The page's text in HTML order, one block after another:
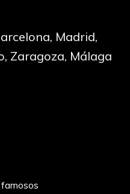
Madrid,
Zaragoza, Málaga